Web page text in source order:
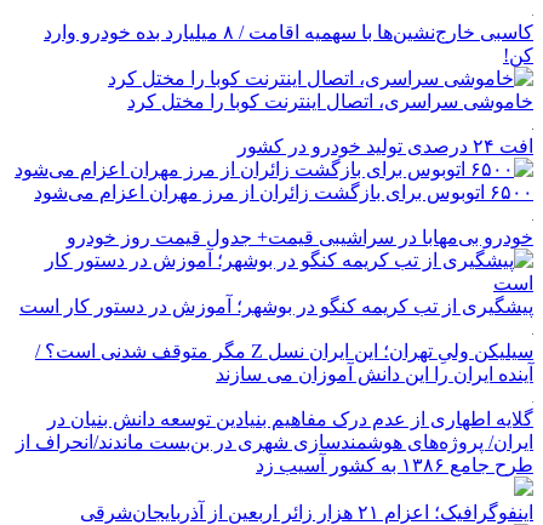
کاسبی خارج‌نشین‌ها با سهمیه اقامت / ۸ میلیارد بده خودرو وارد
کن!
خاموشی سراسری، اتصال اینترنت کوبا را مختل کرد
افت ۲۴ درصدی تولید خودرو در کشور
۶۵۰۰ اتوبوس برای بازگشت زائران از مرز مهران اعزام می‌شود
خودرو بی‌مهابا در سراشیبی قیمت+ جدول قیمت روز خودرو
پیشگیری از تب کریمه کنگو در بوشهر؛ آموزش در دستور کار است
سیلیکن ولیِ تهران؛ این ایران نسل Z مگر متوقف شدنی است؟ /
آینده ایران را این دانش آموزان می سازند
گلایه اطهاری از عدم درک مفاهیم بنیادین توسعه دانش بنیان در
ایران/ پروژه‌های هوشمندسازی شهری در بن‌بست ماندند/انحراف از
طرح جامع ۱۳۸۶ به کشور آسیب زد
اینفوگرافیک؛ اعزام ۲۱ هزار زائر اربعین از آذربایجان‌شرقی